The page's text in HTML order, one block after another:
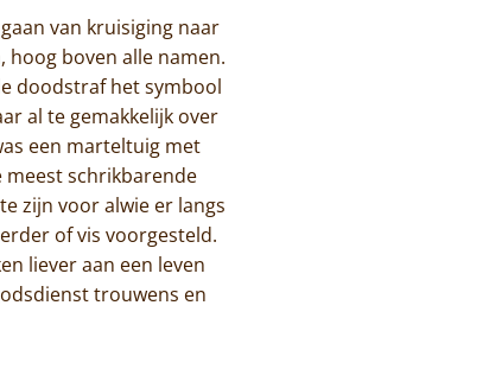
van kruisiging naar
hoog boven alle namen.
doodstraf het symbool
al te gemakkelijk over
een marteltuig met
meest schrikbarende
zijn voor alwie er langs
of vis voorgesteld.
liever aan een leven
trouwens en